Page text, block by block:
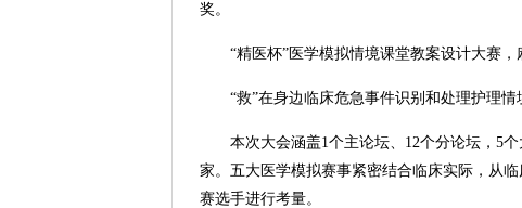
奖。
“精医杯”医学模拟情境课堂教案设计大赛，
“救”在身边临床危急事件识别和处理护理
本次大会涵盖1个主论坛、12个分论坛，5
家。五大医学模拟赛事紧密结合临床实际，从
赛选手进行考量。